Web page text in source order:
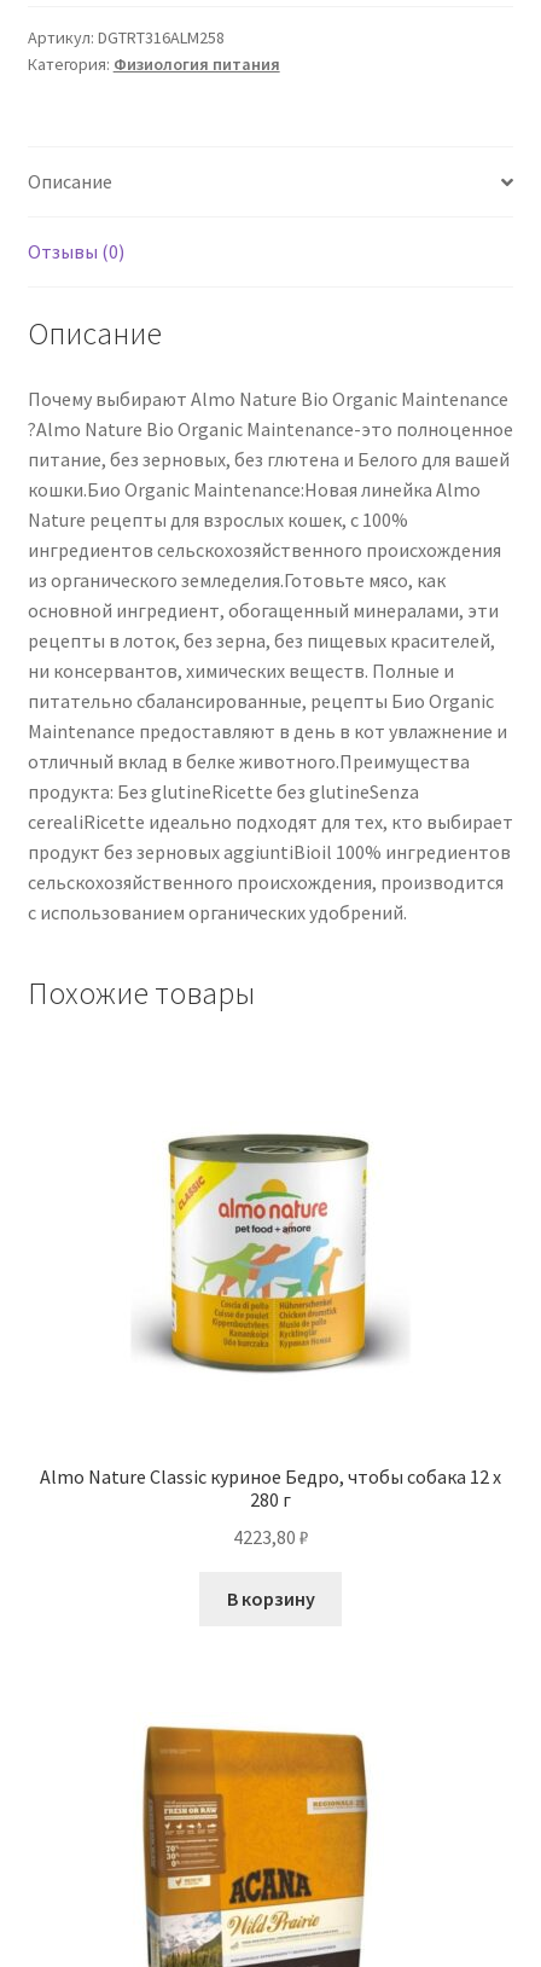
Bio
Organic
собак
x
Артикул: DGTRT316ALM258
Категория: Физиология питания
Описание
Отзывы (0)
Описание
Почему выбирают Almo Nature Bio Organic Maintenance
?Almo Nature Bio Organic Maintenance-это полноценное
питание, без зерновых, без глютена и Белого для вашей
кошки.Био Organic Maintenance:Новая линейка Almo
Nature рецепты для взрослых кошек, с 100%
ингредиентов сельскохозяйственного происхождения
из органического земледелия.Готовьте мясо, как
основной ингредиент, обогащенный минералами, эти
рецепты в лоток, без зерна, без пищевых красителей,
ни консервантов, химических веществ. Полные и
питательно сбалансированные, рецепты Био Organic
Maintenance предоставляют в день в кот увлажнение и
отличный вклад в белке животного.Преимущества
продукта: Без glutineRicette без glutineSenza
cerealiRicette идеально подходят для тех, кто выбирает
продукт без зерновых aggiuntiBioil 100% ингредиентов
сельскохозяйственного происхождения, производится
с использованием органических удобрений.
Похожие товары
Almo Nature Classic куриное Бедро, чтобы собака 12 х
280 г
4223,80 ₽
В корзину